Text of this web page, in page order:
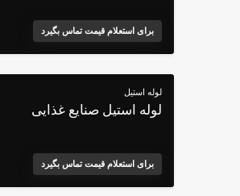
برای استعلام قیمت تماس بگیرد
لوله استیل
لوله استیل صنایع غذایی
برای استعلام قیمت تماس بگیرد